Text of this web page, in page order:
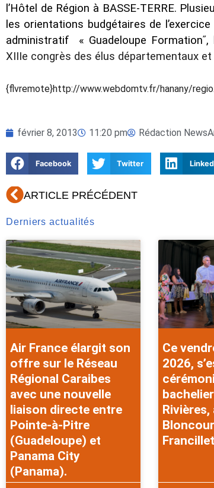
l’Hôtel de Région à BASSE-TERRE.
les orientations budgétaires de
administratif « Guadeloupe Formationʺ,
XIIIe congrès des élus départementaux
{flvremote}http://www.webdomtv.fr/hanany/
février 8, 2013 11:20 pm Rédaction
Facebook Twitter
Précédent
ARTICLE PRÉCÉDENT
Derniers actualités
Air France élargit son
offre sur le Réseau
Régional Caraibes
avec une nouvelle
liaison directe entre
Pointe-à-Pitre
(Guadeloupe) et
Panama City
(Panama).
Ce
2026,
Rivières,